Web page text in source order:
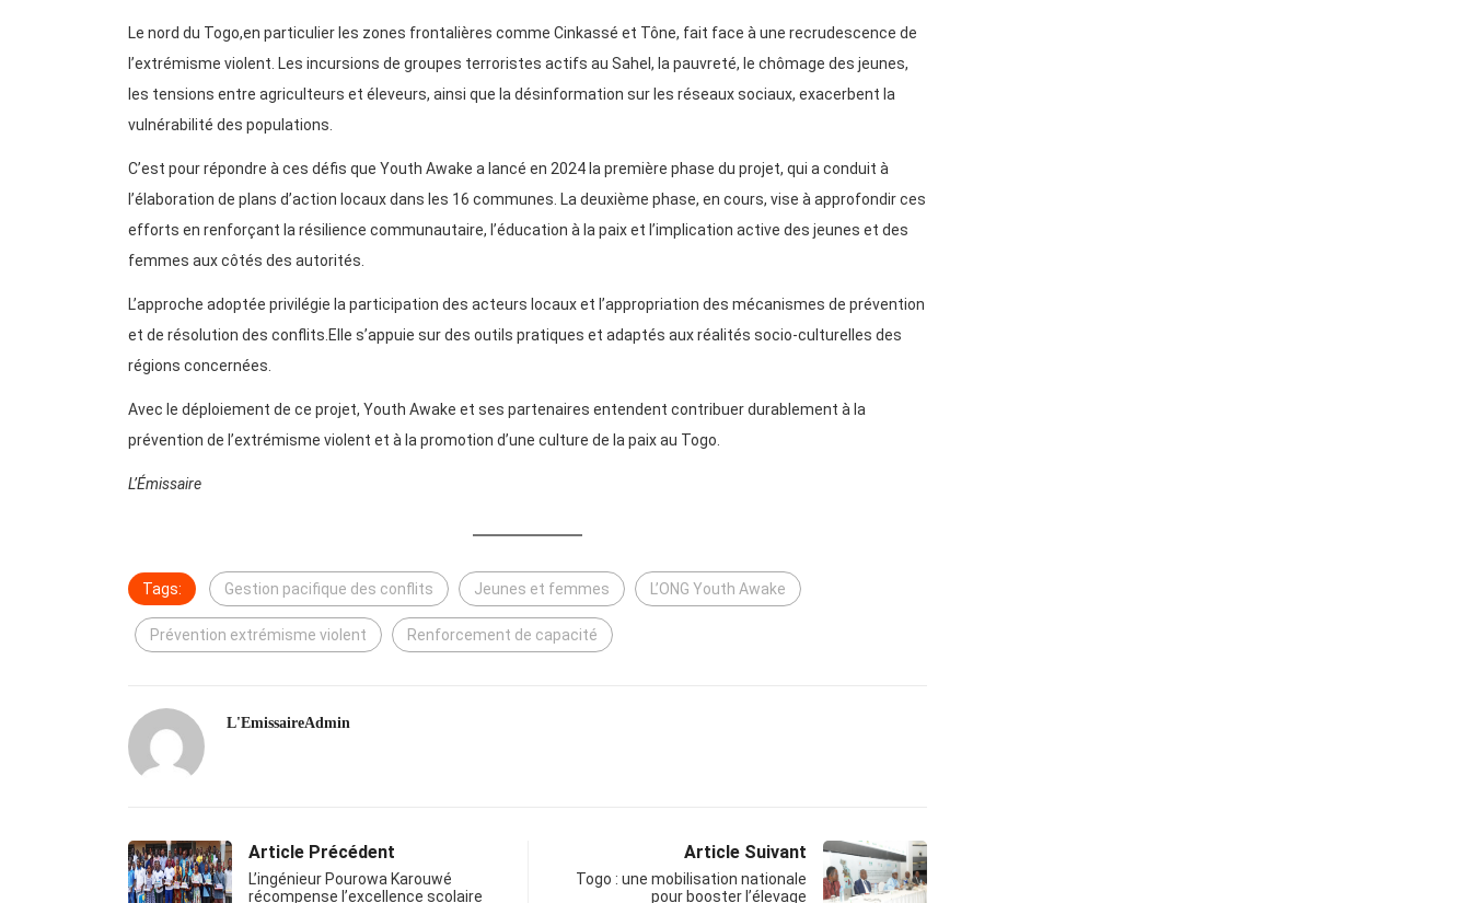
Le nord du Togo,en particulier les zones frontalières comme Cinkassé et Tône, fait face à une recrudescence de
l’extrémisme violent. Les incursions de groupes terroristes actifs au Sahel, la pauvreté, le chômage des jeunes,
les tensions entre agriculteurs et éleveurs, ainsi que la désinformation sur les réseaux sociaux, exacerbent la
vulnérabilité des populations.
C’est pour répondre à ces défis que Youth Awake a lancé en 2024 la première phase du projet, qui a conduit à
l’élaboration de plans d’action locaux dans les 16 communes. La deuxième phase, en cours, vise à approfondir ces
efforts en renforçant la résilience communautaire, l’éducation à la paix et l’implication active des jeunes et des
femmes aux côtés des autorités.
L’approche adoptée privilégie la participation des acteurs locaux et l’appropriation des mécanismes de prévention
et de résolution des conflits.Elle s’appuie sur des outils pratiques et adaptés aux réalités socio-culturelles des
régions concernées.
Avec le déploiement de ce projet, Youth Awake et ses partenaires entendent contribuer durablement à la
prévention de l’extrémisme violent et à la promotion d’une culture de la paix au Togo.
L’Émissaire
Tags: Gestion pacifique des conflits Jeunes et femmes L’ONG Youth Awake
Prévention extrémisme violent Renforcement de capacité
L'EmissaireAdmin
Article Précédent
L’ingénieur Pourowa Karouwé
récompense l’excellence scolaire
Article Suivant
Togo : une mobilisation nationale
pour booster l’élevage